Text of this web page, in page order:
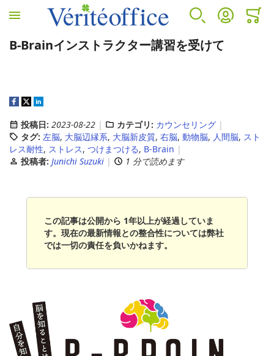
ホームへ
検索
アカウントカート
VÉRITÉ OFFICEについて
プロフィール
カウンセリングサービス
EAP(従業員支援プログラムとは)
EAPサービスコンテンツ
人事労務サービス
アウトソーシング
人事労務セカンドオピニオンサービス
診断サービス
アンガーマネジメント
B-Brainインストラクター講習を受けて
投稿日: 2023-08-22 カテゴリ: カウンセリング
タグ: 左脳, 大脳辺縁系, 大脳新皮質, 右脳, 動物脳, 人間脳, スト
レス耐性, ストレス, つけまつける, B-Brain
投稿者: Junichi Suzuki 1 分で読めます
この記事は公開から 1年以上が経過していま
す。現在の最新情報との整合性については弊社
では一切の責任を負いかねます。